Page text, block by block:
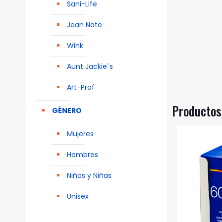
Sani-Life
Jean Nate
Wink
Aunt Jackie´s
Art-Prof
GÉNERO
Mujeres
Hombres
Niños y Niñas
Unisex